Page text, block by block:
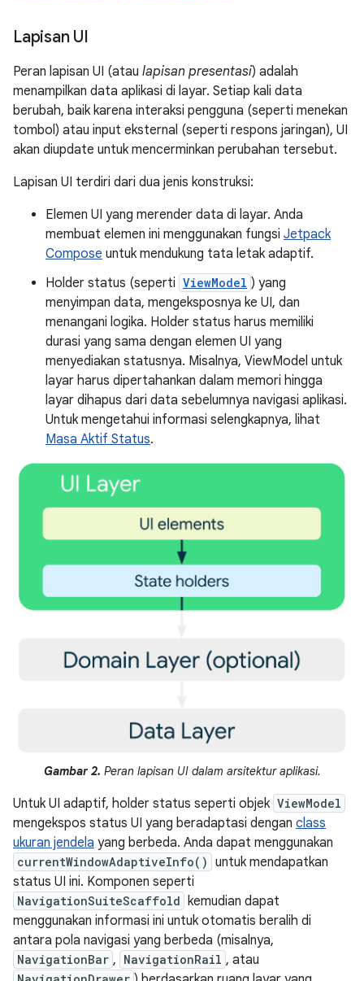
Lapisan UI
Peran lapisan UI (atau lapisan presentasi) adalah
menampilkan data aplikasi di layar. Setiap kali data
berubah, baik karena interaksi pengguna (seperti menekan
tombol) atau input eksternal (seperti respons jaringan), UI
akan diupdate untuk mencerminkan perubahan tersebut.
Lapisan UI terdiri dari dua jenis konstruksi:
Elemen UI yang merender data di layar. Anda
membuat elemen ini menggunakan fungsi Jetpack
Compose untuk mendukung tata letak adaptif.
Holder status (seperti ViewModel ) yang
menyimpan data, mengeksposnya ke UI, dan
menangani logika. Holder status harus memiliki
durasi yang sama dengan elemen UI yang
menyediakan statusnya. Misalnya, ViewModel untuk
layar harus dipertahankan dalam memori hingga
layar dihapus dari data sebelumnya navigasi aplikasi.
Untuk mengetahui informasi selengkapnya, lihat
Masa Aktif Status.
Gambar 2. Peran lapisan UI dalam arsitektur aplikasi.
Untuk UI adaptif, holder status seperti objek ViewModel
mengekspos status UI yang beradaptasi dengan class
ukuran jendela yang berbeda. Anda dapat menggunakan
currentWindowAdaptiveInfo() untuk mendapatkan
status UI ini. Komponen seperti
NavigationSuiteScaffold
kemudian dapat
menggunakan informasi ini untuk otomatis beralih di
antara pola navigasi yang berbeda (misalnya,
NavigationBar , NavigationRail , atau